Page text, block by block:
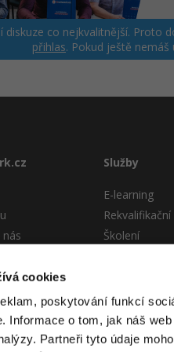
cookies
poskytování funkcí
Informace o tom, jak náš
Partneři tyto údaje
diskuze co nejkvalitnější.
přihlas. Pokud ještě nemáš
nás
Služby
E-learning
Školení